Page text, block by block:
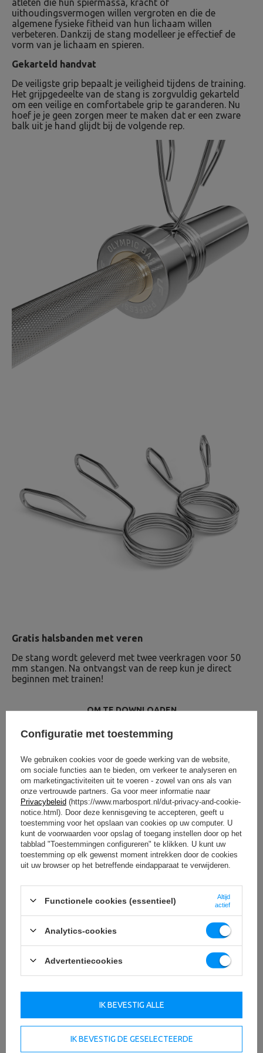
atleten die hun spiermassa, kracht of
uithoudingsvermogen willen vergroten en die de
algemene fysieke fitheid van hun lichaam willen
verbeteren. Dankzij de stang modelleer je effectief de
vorm van je lichaam en spieren.
Gekarteld handvat
De veiligste grip bepaalt je veiligheid tijdens de training.
Het grijpgedeelte van de stang is zorgvuldig gekarteld
om een ​​veilige en comfortabele grip te garanderen. Nu
hoef je je geen zorgen meer te maken dat er een zware
balk uit je hand glijdt bij de volgende rep.
Gratis halsbanden met veren
De stang wordt geleverd met twee veerkragen voor 50
mm stangen. Na ontvangst van de reep kun je direct
beginnen met trainen!
OM TE DOWNLOADEN
BELANGRIJKE VEILIGHEIDSINFORMATIE
Technische specificaties
lengte ~50 cm
2 x 16 cm
50 mm
Diameter handgreep ~29 mm
Gewicht belasting 320 kg
Veergrendels (2 st.)
Configuratie met toestemming
We gebruiken cookies voor de goede werking van de website,
om sociale functies aan te bieden, om verkeer te analyseren en
om marketingactiviteiten uit te voeren - zowel van ons als van
onze vertrouwde partners. Ga voor meer informatie naar
Privacybeleid (https://www.marbosport.nl/dut-privacy-and-cookie-
notice.html). Door deze kennisgeving te accepteren, geeft u
toestemming voor het opslaan van cookies op uw computer. U
kunt de voorwaarden voor opslag of toegang instellen door op het
tabblad "Toestemmingen configureren" te klikken. U kunt uw
toestemming op elk gewenst moment intrekken door de cookies
uit uw browser op het betreffende eindapparaat te verwijderen.
Functionele cookies (essentieel)
Altijd
actief
Analytics-cookies
Advertentiecookies
IK BEVESTIG DE GESELECTEERDE
IK BEVESTIG ALLE